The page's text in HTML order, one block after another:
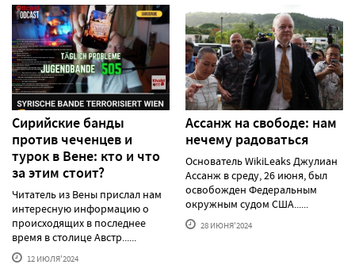
Сирийские банды
против чеченцев и
турок в Вене: кто и что
за этим стоит?
Читатель из Вены прислал нам
интересную информацию о
происходящих в последнее
время в столице Австр......
12 ИЮЛЯ'2024
Ассанж на свободе: нам
нечему радоваться
Основатель WikiLeaks Джулиан
Ассанж в среду, 26 июня, был
освобожден Федеральным
окружным судом США......
28 ИЮНЯ'2024